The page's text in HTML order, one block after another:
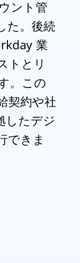
ント管
た。後続
業
トとリ
。この
契約や社
したデジ
できま